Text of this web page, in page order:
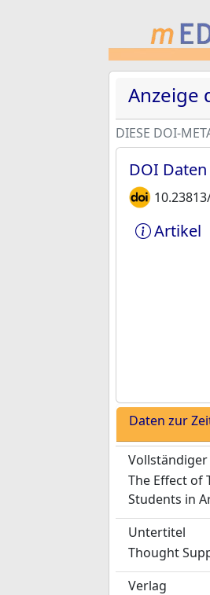
Anzeige
DIESE DOI-
DOI
Artikel
Daten zur
Vollständiger
The Effect of
Students in
Untertitel
Thought
Verlag